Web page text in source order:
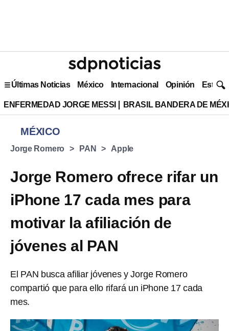
Últimas Noticias México Internacional Opinión Estilo
ENFERMEDAD JORGE MESSI BRASIL BANDERA DE
MÉXICO
Jorge Romero PAN Apple
Jorge Romero ofrece rifar un
iPhone 17 cada mes para
motivar la afiliación de
jóvenes al PAN
El PAN busca afiliar jóvenes y Jorge Romero
compartió que para ello rifará un iPhone 17 cada
mes.